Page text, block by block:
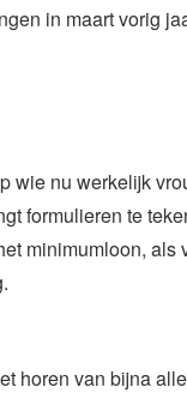
in maart vorig
wie nu werkelijk
formulieren te
minimumloon, als
horen van bijna